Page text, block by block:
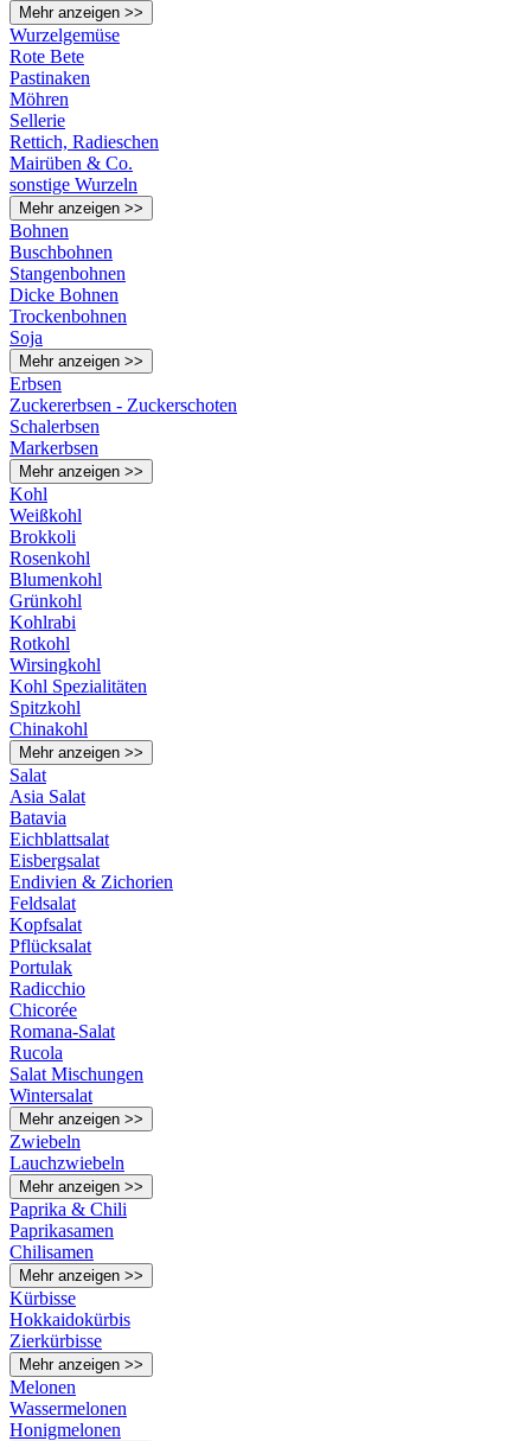
Mehr anzeigen >>
Wurzelgemüse
Rote Bete
Pastinaken
Möhren
Sellerie
Rettich, Radieschen
Mairüben & Co.
sonstige Wurzeln
Mehr anzeigen >>
Bohnen
Buschbohnen
Stangenbohnen
Dicke Bohnen
Trockenbohnen
Soja
Mehr anzeigen >>
Erbsen
Zuckererbsen - Zuckerschoten
Schalerbsen
Markerbsen
Mehr anzeigen >>
Kohl
Weißkohl
Brokkoli
Rosenkohl
Blumenkohl
Grünkohl
Kohlrabi
Rotkohl
Wirsingkohl
Kohl Spezialitäten
Spitzkohl
Chinakohl
Mehr anzeigen >>
Salat
Asia Salat
Batavia
Eichblattsalat
Eisbergsalat
Endivien & Zichorien
Feldsalat
Kopfsalat
Pflücksalat
Portulak
Radicchio
Chicorée
Romana-Salat
Rucola
Salat Mischungen
Wintersalat
Mehr anzeigen >>
Zwiebeln
Lauchzwiebeln
Mehr anzeigen >>
Paprika & Chili
Paprikasamen
Chilisamen
Mehr anzeigen >>
Kürbisse
Hokkaidokürbis
Zierkürbisse
Mehr anzeigen >>
Melonen
Wassermelonen
Honigmelonen